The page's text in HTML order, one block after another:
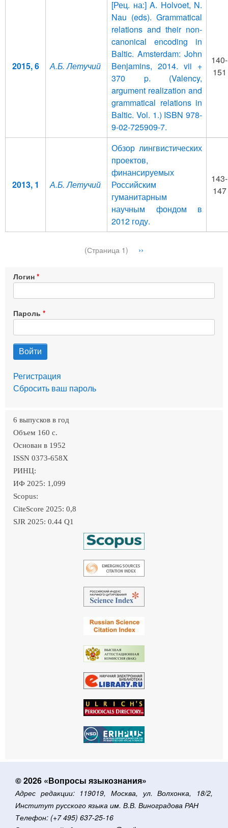
2015, 6 А.Б. Летучий
[Рец. на:] A. Holvoet, N.
Nau (eds). Grammatical
relations and their non-
canonical encoding in
Baltic. Amsterdam: John
Benjamins, 2014. vii +
370 p. (Valency,
argument realization and
grammatical relations in
Baltic. Vol. 1.) ISBN 978-
9-02-725909-7.
140-
151
2013, 1 А.Б. Летучий
Обзор лингвистических
проектов,
финансируемых
Российским
гуманитарным
научным фондом в
2012 году.
143-
147
(Страница 1)
Следующая
››
Логин
Пароль
Регистрация
Сбросить ваш пароль
6 выпусков в год
Объем 160 c.
Основан в 1952
ISSN 0373-658X
РИНЦ:
ИФ 2025: 1,099
Scopus:
CiteScore 2025: 0,8
SJR 2025: 0.44 Q1
© 2026 «Вопросы языкознания»
Адрес редакции: 119019, Москва, ул. Волхонка, 18/2,
Институт русского языка им. В.В. Виноградова РАН
Телефон: (+7 495) 637-25-16